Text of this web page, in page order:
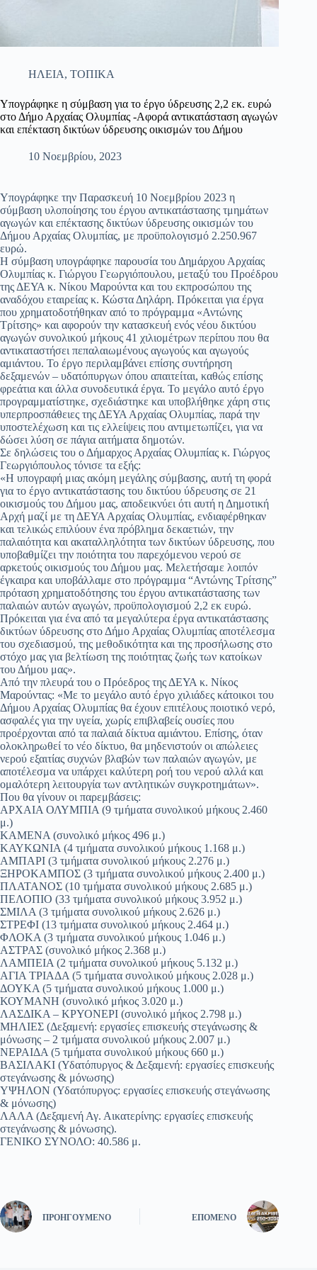
ΗΛΕΙΑ, ΤΟΠΙΚΑ
Υπογράφηκε η σύμβαση για το έργο ύδρευσης 2,2 εκ. ευρώ
στο Δήμο Αρχαίας Ολυμπίας -Αφορά αντικατάσταση αγωγών
και επέκταση δικτύων ύδρευσης οικισμών του Δήμου
10 Νοεμβρίου, 2023
Υπογράφηκε την Παρασκευή 10 Νοεμβρίου 2023 η
σύμβαση υλοποίησης του έργου αντικατάστασης τμημάτων
αγωγών και επέκτασης δικτύων ύδρευσης οικισμών του
Δήμου Αρχαίας Ολυμπίας, με προϋπολογισμό 2.250.967
ευρώ.
Η σύμβαση υπογράφηκε παρουσία του Δημάρχου Αρχαίας
Ολυμπίας κ. Γιώργου Γεωργιόπουλου, μεταξύ του Προέδρου
της ΔΕΥΑ κ. Νίκου Μαρούντα και του εκπροσώπου της
αναδόχου εταιρείας κ. Κώστα Δηλάρη. Πρόκειται για έργα
που χρηματοδοτήθηκαν από το πρόγραμμα «Αντώνης
Τρίτσης» και αφορούν την κατασκευή ενός νέου δικτύου
αγωγών συνολικού μήκους 41 χιλιομέτρων περίπου που θα
αντικαταστήσει πεπαλαιωμένους αγωγούς και αγωγούς
αμιάντου. Το έργο περιλαμβάνει επίσης συντήρηση
δεξαμενών – υδατόπυργων όπου απαιτείται, καθώς επίσης
φρεάτια και άλλα συνοδευτικά έργα. Το μεγάλο αυτό έργο
προγραμματίστηκε, σχεδιάστηκε και υποβλήθηκε χάρη στις
υπερπροσπάθειες της ΔΕΥΑ Αρχαίας Ολυμπίας, παρά την
υποστελέχωση και τις ελλείψεις που αντιμετωπίζει, για να
δώσει λύση σε πάγια αιτήματα δημοτών.
Σε δηλώσεις του ο Δήμαρχος Αρχαίας Ολυμπίας κ. Γιώργος
Γεωργιόπουλος τόνισε τα εξής:
«Η υπογραφή μιας ακόμη μεγάλης σύμβασης, αυτή τη φορά
για το έργο αντικατάστασης του δικτύου ύδρευσης σε 21
οικισμούς του Δήμου μας, αποδεικνύει ότι αυτή η Δημοτική
Αρχή μαζί με τη ΔΕΥΑ Αρχαίας Ολυμπίας, ενδιαφέρθηκαν
και τελικώς επιλύουν ένα πρόβλημα δεκαετιών, την
παλαιότητα και ακαταλληλότητα των δικτύων ύδρευσης, που
υποβαθμίζει την ποιότητα του παρεχόμενου νερού σε
αρκετούς οικισμούς του Δήμου μας. Μελετήσαμε λοιπόν
έγκαιρα και υποβάλλαμε στο πρόγραμμα “Αντώνης Τρίτσης”
πρόταση χρηματοδότησης του έργου αντικατάστασης των
παλαιών αυτών αγωγών, προϋπολογισμού 2,2 εκ ευρώ.
Πρόκειται για ένα από τα μεγαλύτερα έργα αντικατάστασης
δικτύων ύδρευσης στο Δήμο Αρχαίας Ολυμπίας αποτέλεσμα
του σχεδιασμού, της μεθοδικότητα και της προσήλωσης στο
στόχο μας για βελτίωση της ποιότητας ζωής των κατοίκων
του Δήμου μας».
Από την πλευρά του ο Πρόεδρος της ΔΕΥΑ κ. Νίκος
Μαρούντας: «Με το μεγάλο αυτό έργο χιλιάδες κάτοικοι του
Δήμου Αρχαίας Ολυμπίας θα έχουν επιτέλους ποιοτικό νερό,
ασφαλές για την υγεία, χωρίς επιβλαβείς ουσίες που
προέρχονται από τα παλαιά δίκτυα αμιάντου. Επίσης, όταν
ολοκληρωθεί το νέο δίκτυο, θα μηδενιστούν οι απώλειες
νερού εξαιτίας συχνών βλαβών των παλαιών αγωγών, με
αποτέλεσμα να υπάρχει καλύτερη ροή του νερού αλλά και
ομαλότερη λειτουργία των αντλητικών συγκροτημάτων».
Που θα γίνουν οι παρεμβάσεις:
ΑΡΧΑΙΑ ΟΛΥΜΠΙΑ (9 τμήματα συνολικού μήκους 2.460
μ.)
ΚΑΜΕΝΑ (συνολικό μήκος 496 μ.)
ΚΑΥΚΩΝΙΑ (4 τμήματα συνολικού μήκους 1.168 μ.)
ΑΜΠΑΡΙ (3 τμήματα συνολικού μήκους 2.276 μ.)
ΞΗΡΟΚΑΜΠΟΣ (3 τμήματα συνολικού μήκους 2.400 μ.)
ΠΛΑΤΑΝΟΣ (10 τμήματα συνολικού μήκους 2.685 μ.)
ΠΕΛΟΠΙΟ (33 τμήματα συνολικού μήκους 3.952 μ.)
ΣΜΙΛΑ (3 τμήματα συνολικού μήκους 2.626 μ.)
ΣΤΡΕΦΙ (13 τμήματα συνολικού μήκους 2.464 μ.)
ΦΛΟΚΑ (3 τμήματα συνολικού μήκους 1.046 μ.)
ΑΣΤΡΑΣ (συνολικό μήκος 2.368 μ.)
ΛΑΜΠΕΙΑ (2 τμήματα συνολικού μήκους 5.132 μ.)
ΑΓΙΑ ΤΡΙΑΔΑ (5 τμήματα συνολικού μήκους 2.028 μ.)
ΔΟΥΚΑ (5 τμήματα συνολικού μήκους 1.000 μ.)
ΚΟΥΜΑΝΗ (συνολικό μήκος 3.020 μ.)
ΛΑΣΔΙΚΑ – ΚΡΥΟΝΕΡΙ (συνολικό μήκος 2.798 μ.)
ΜΗΛΙΕΣ (Δεξαμενή: εργασίες επισκευής στεγάνωσης &
μόνωσης – 2 τμήματα συνολικού μήκους 2.007 μ.)
ΝΕΡΑΙΔΑ (5 τμήματα συνολικού μήκους 660 μ.)
ΒΑΣΙΛΑΚΙ (Υδατόπυργος & Δεξαμενή: εργασίες επισκευής
στεγάνωσης & μόνωσης)
ΥΨΗΛΟΝ (Υδατόπυργος: εργασίες επισκευής στεγάνωσης
& μόνωσης)
ΛΑΛΑ (Δεξαμενή Αγ. Αικατερίνης: εργασίες επισκευής
στεγάνωσης & μόνωσης).
ΓΕΝΙΚΟ ΣΥΝΟΛΟ: 40.586 μ.
ΠΡΟΗΓΟΎΜΕΝΟ ΕΠΌΜΕΝΟ